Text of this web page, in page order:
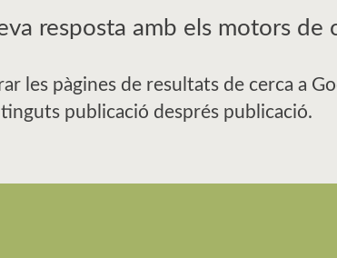
resposta amb els motors de
les pàgines de resultats de cerca a
publicació després publicació.